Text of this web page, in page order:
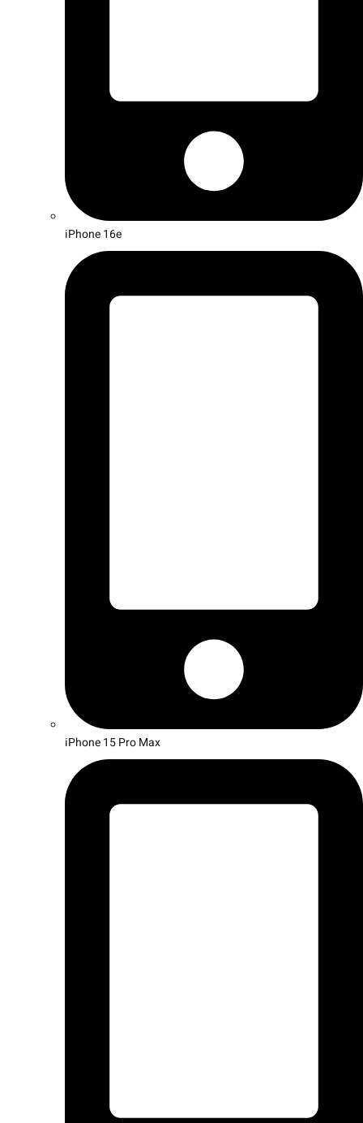
iPhone 16e
iPhone 15 Pro Max